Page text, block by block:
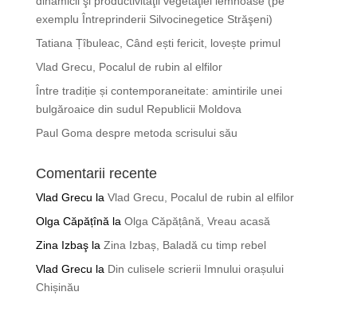
exemplu Întreprinderii Silvocinegetice Străşeni)
Tatiana Țîbuleac, Când ești fericit, lovește primul
Vlad Grecu, Pocalul de rubin al elfilor
Între tradiție și contemporaneitate: amintirile unei
bulgăroaice din sudul Republicii Moldova
Paul Goma despre metoda scrisului său
Comentarii recente
Vlad Grecu la Vlad Grecu, Pocalul de rubin al elfilor
Olga Căpățînă la Olga Căpățână, Vreau acasă
Zina Izbaşla Zina Izbaș, Baladă cu timp rebel
Vlad Grecu la Din culisele scrierii Imnului orașului
Chișinău